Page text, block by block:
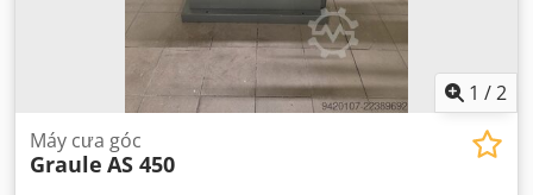
1 /2
Máy cưa góc
Graule AS 450